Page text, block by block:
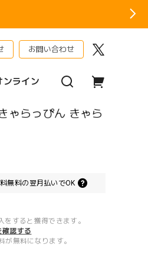
お問い合わせ
ンライン
ゃらっぴん きゃら
無料の 翌月払いでOK
をすると獲得できます。
確認する
無料になります。